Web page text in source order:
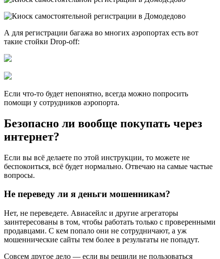
А для регистрации багажа во многих аэропортах есть вот
такие стойки Drop-off:
Если что-то будет непонятно, всегда можно попросить
помощи у сотрудников аэропорта.
Безопасно ли вообще покупать через
интернет?
Если вы всё делаете по этой инструкции, то можете не
беспокоиться, всё будет нормально. Отвечаю на самые частые
вопросы.
Не переведу ли я деньги мошенникам?
Нет, не переведете. Авиасейлс и другие агрегаторы
заинтересованы в том, чтобы работать только с проверенными
продавцами. С кем попало они не сотрудничают, а уж
мошеннические сайты тем более в результаты не попадут.
Совсем другое дело — если вы решили не пользоваться